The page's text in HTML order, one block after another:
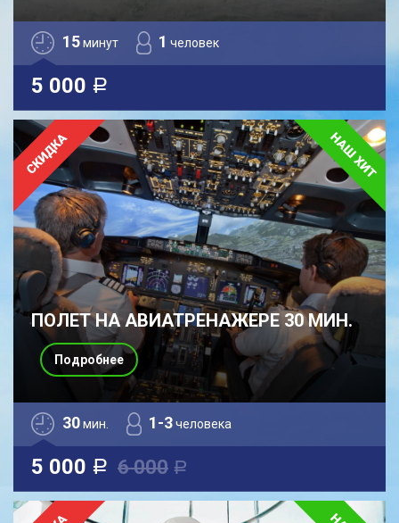
15минут 1 человек
5 000 a
ПОЛЕТ НА АВИАТРЕНАЖЕРЕ 30 МИН.
30мин. 1-3человека
5 000 a 6 000 a
Подробнее